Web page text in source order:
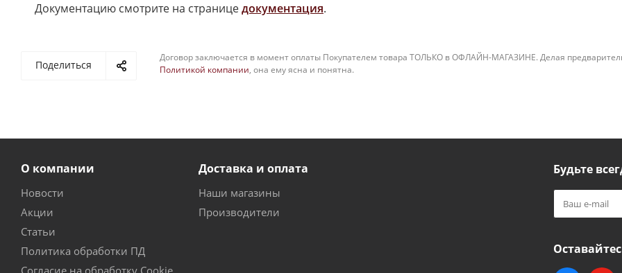
Документацию смотрите на страницедокументация.
Поделиться
Договор заключается в момент оплаты Покупателем товара ТОЛЬКО в ОФЛАЙН-МАГАЗИНЕ. Делая
Политикой компании, она ему ясна и понятна.
О компании
Новости
Акции
Статьи
Политика обработки ПД
Согласие на обработку Cookie
Доставка и оплата
Наши магазины
Производители
Будьте